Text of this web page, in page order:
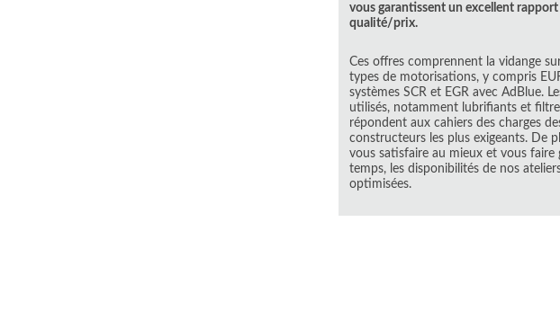
vous garantissent un excellent rapport
qualité/prix.
Ces offres comprennent la vidange
types de motorisations, y compris
systèmes SCR et EGR avec AdBlue.
utilisés, notamment lubrifiants et
répondent aux cahiers des charges
constructeurs les plus exigeants. De
vous satisfaire au mieux et vous faire
temps, les disponibilités de nos
optimisées.